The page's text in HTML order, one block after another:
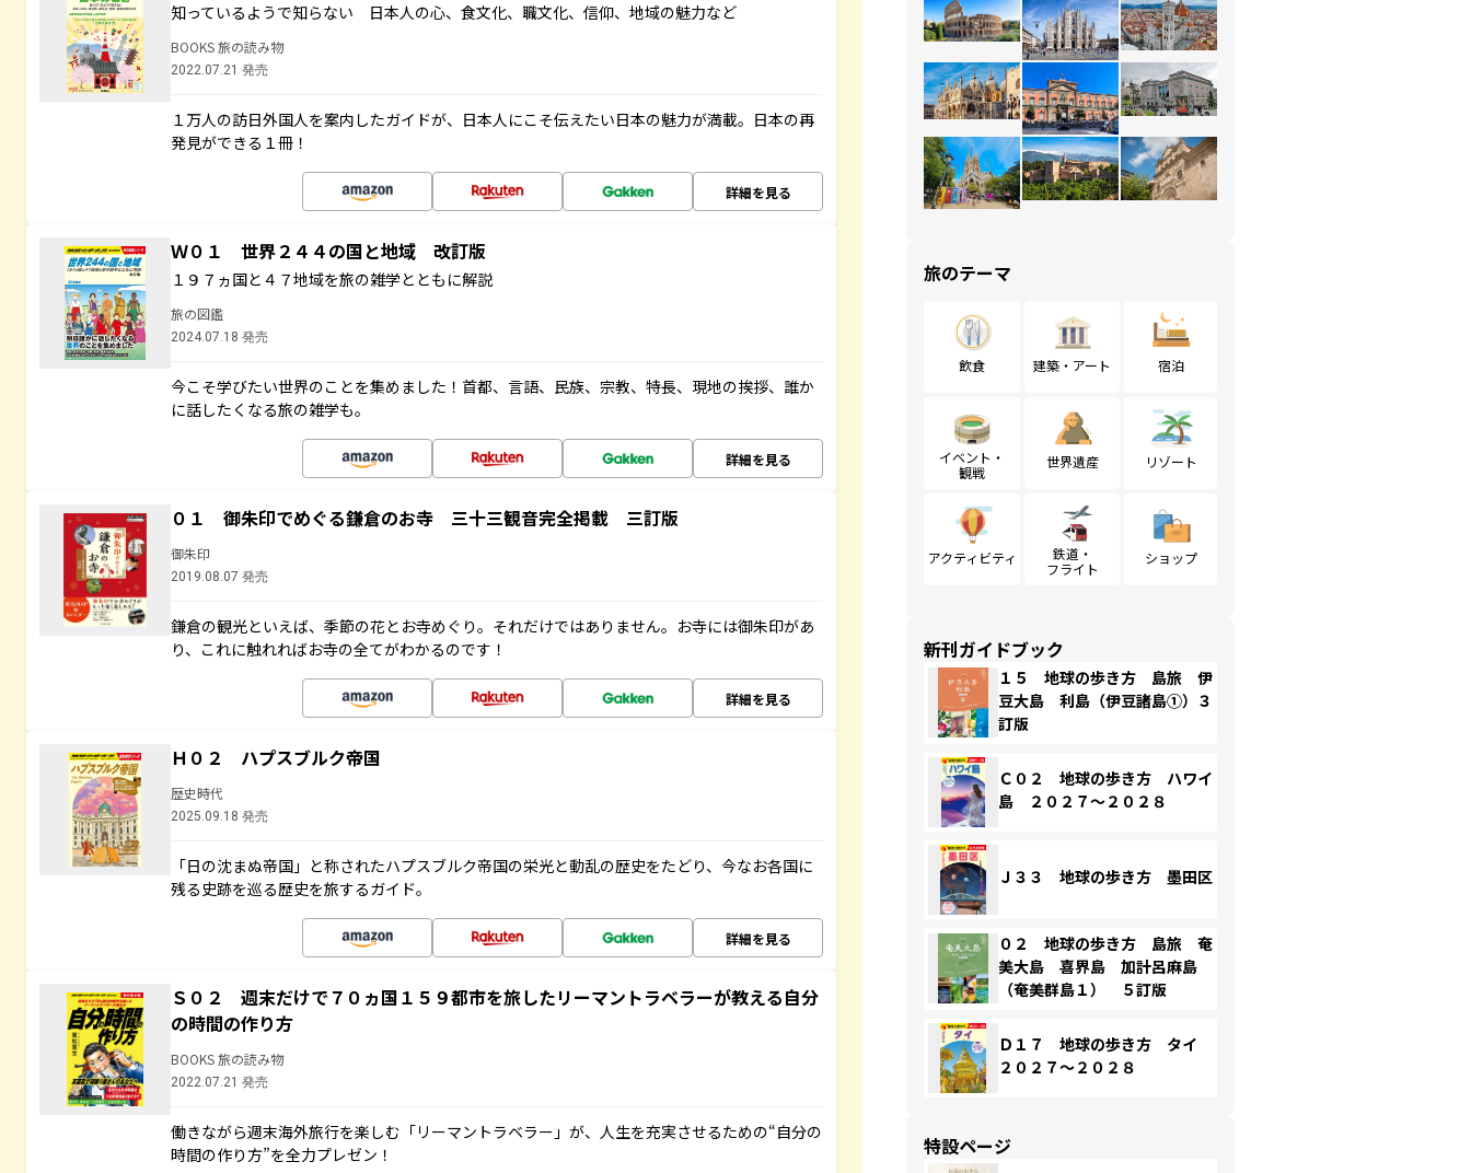
知っているようで知らない 日本人の心、食文化、職文化、信仰、地域の魅力など
BOOKS 旅の読み物
2022.07.21 発売
１万人の訪日外国人を案内したガイドが、日本人にこそ伝えたい日本の魅力が満載。日本の再
発見ができる１冊！
詳細を見る
Ｗ０１ 世界２４４の国と地域 改訂版
１９７ヵ国と４７地域を旅の雑学とともに解説
旅の図鑑
2024.07.18 発売
今こそ学びたい世界のことを集めました！首都、言語、民族、宗教、特長、現地の挨拶、誰か
に話したくなる旅の雑学も。
詳細を見る
０１ 御朱印でめぐる鎌倉のお寺 三十三観音完全掲載 三訂版
御朱印
2019.08.07 発売
鎌倉の観光といえば、季節の花とお寺めぐり。それだけではありません。お寺には御朱印があ
り、これに触れればお寺の全てがわかるのです！
詳細を見る
Ｈ０２ ハプスブルク帝国
歴史時代
2025.09.18 発売
「日の沈まぬ帝国」と称されたハプスブルク帝国の栄光と動乱の歴史をたどり、今なお各国に
残る史跡を巡る歴史を旅するガイド。
詳細を見る
Ｓ０２ 週末だけで７０ヵ国１５９都市を旅したリーマントラベラーが教える自分
の時間の作り方
BOOKS 旅の読み物
2022.07.21 発売
働きながら週末海外旅行を楽しむ「リーマントラベラー」が、人生を充実させるための“自分の
時間の作り方”を全力プレゼン！
旅のテーマ
飲食 建築・アート 宿泊
イベント・
観戦
世界遺産 リゾート
アクティビティ
鉄道・
フライト
ショップ
新刊ガイドブック
１５ 地球の歩き方 島旅 伊
豆大島 利島（伊豆諸島①）３
訂版
Ｃ０２ 地球の歩き方 ハワイ
島 ２０２７～２０２８
Ｊ３３ 地球の歩き方 墨田区
０２ 地球の歩き方 島旅 奄
美大島 喜界島 加計呂麻島
（奄美群島１） ５訂版
Ｄ１７ 地球の歩き方 タイ
２０２７～２０２８
特設ページ